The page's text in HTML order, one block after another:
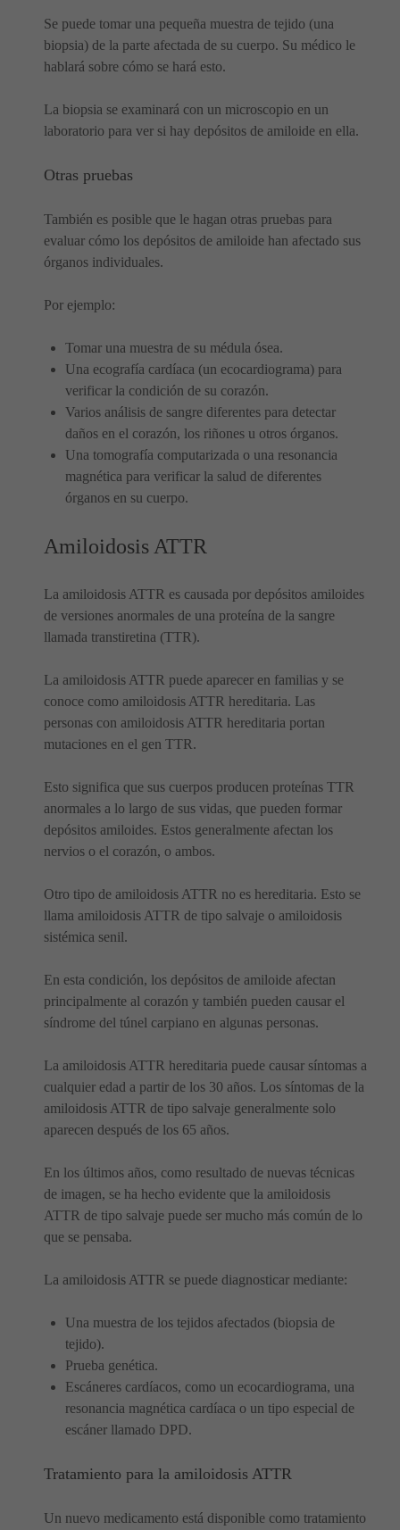
Se puede tomar una pequeña muestra de tejido (una
biopsia) de la parte afectada de su cuerpo. Su médico le
hablará sobre cómo se hará esto.
La biopsia se examinará con un microscopio en un
laboratorio para ver si hay depósitos de amiloide en ella.
Otras pruebas
También es posible que le hagan otras pruebas para
evaluar cómo los depósitos de amiloide han afectado sus
órganos individuales.
Por ejemplo:
Tomar una muestra de su médula ósea.
Una ecografía cardíaca (un ecocardiograma) para
verificar la condición de su corazón.
Varios análisis de sangre diferentes para detectar
daños en el corazón, los riñones u otros órganos.
Una tomografía computarizada o una resonancia
magnética para verificar la salud de diferentes
órganos en su cuerpo.
Amiloidosis ATTR
La amiloidosis ATTR es causada por depósitos amiloides
de versiones anormales de una proteína de la sangre
llamada transtiretina (TTR).
La amiloidosis ATTR puede aparecer en familias y se
conoce como amiloidosis ATTR hereditaria. Las
personas con amiloidosis ATTR hereditaria portan
mutaciones en el gen TTR.
Esto significa que sus cuerpos producen proteínas TTR
anormales a lo largo de sus vidas, que pueden formar
depósitos amiloides. Estos generalmente afectan los
nervios o el corazón, o ambos.
Otro tipo de amiloidosis ATTR no es hereditaria. Esto se
llama amiloidosis ATTR de tipo salvaje o amiloidosis
sistémica senil.
En esta condición, los depósitos de amiloide afectan
principalmente al corazón y también pueden causar el
síndrome del túnel carpiano en algunas personas.
La amiloidosis ATTR hereditaria puede causar síntomas a
cualquier edad a partir de los 30 años. Los síntomas de la
amiloidosis ATTR de tipo salvaje generalmente solo
aparecen después de los 65 años.
En los últimos años, como resultado de nuevas técnicas
de imagen, se ha hecho evidente que la amiloidosis
ATTR de tipo salvaje puede ser mucho más común de lo
que se pensaba.
La amiloidosis ATTR se puede diagnosticar mediante:
Una muestra de los tejidos afectados (biopsia de
tejido).
Prueba genética.
Escáneres cardíacos, como un ecocardiograma, una
resonancia magnética cardíaca o un tipo especial de
escáner llamado DPD.
Tratamiento para la amiloidosis ATTR
Un nuevo medicamento está disponible como tratamiento